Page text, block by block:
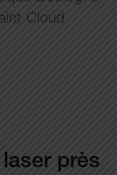
Cloud
laser près